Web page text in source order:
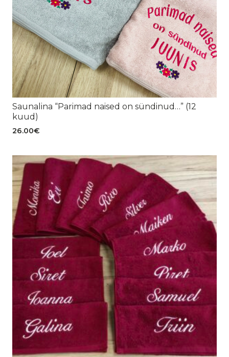
Saunalina “Parimad naised on sündinud…” (12
kuud)
26.00€